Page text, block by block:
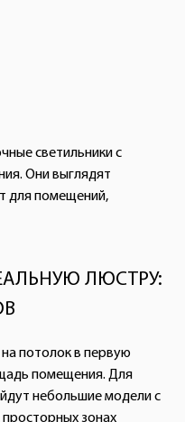
светильники с
Они выглядят
для помещений,
ЛЮСТРУ:
потолок в первую
помещения. Для
небольшие модели с
просторных зонах